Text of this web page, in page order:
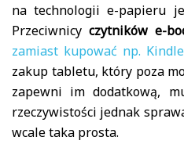
na technologii e-papieru
Przeciwnicyczytników e-
zamiast kupować np. Kindle
zakup tabletu, który poza
zapewni im dodatkową,
rzeczywistości jednak
wcale taka prosta.